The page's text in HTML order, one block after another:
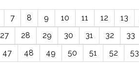
7 8 9 10 11 12 13
27 28 29 30 31 32 33
47 48 49 50 51 52 53